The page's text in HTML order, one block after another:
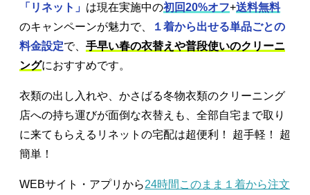
「リネット」 は現在実施中の初回20%オフ+送料無料
のキャンペーンが魅力で、
１着から出せる単品ごとの
料金設定で、 手早い春の衣替えや普段使いのクリーニ
ングにおすすめです。
衣類の出し入れや、かさばる冬物衣類のクリーニング
店への持ち運びが面倒な衣替えも、全部自宅まで取り
に来てもらえるリネットの宅配は超便利！ 超手軽！ 超
簡単！
WEBサイト・アプリから24時間このまま１着から注文